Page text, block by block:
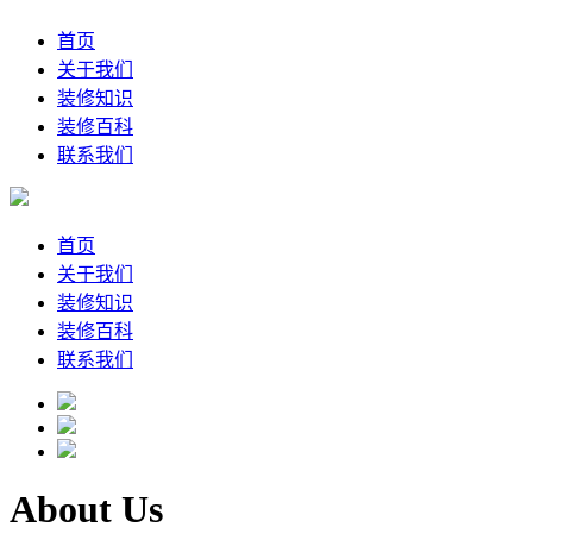
首页
关于我们
装修知识
装修百科
联系我们
首页
关于我们
装修知识
装修百科
联系我们
About Us